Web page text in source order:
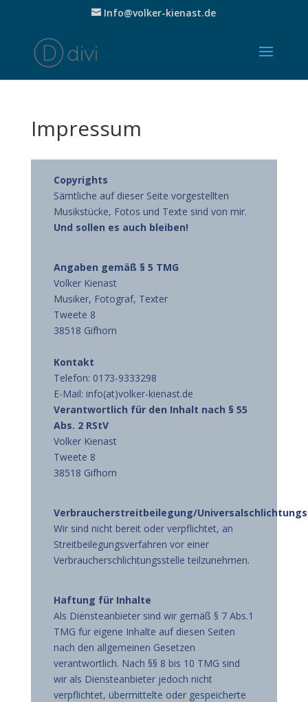
Info@volker-kienast.de
Impressum
Copyrights
Sämtliche auf dieser Seite vorgestellten
Musikstücke, Fotos und Texte sind von mir.
Und sollen es auch bleiben!
Angaben gemäß § 5 TMG
Volker Kienast
Musiker, Fotograf, Texter
Tweete 8
38518 Gifhorn
Kontakt
Telefon: 0173-9333298
E-Mail: info(at)volker-kienast.de
Verantwortlich für den Inhalt nach § 55
Abs. 2 RStV
Volker Kienast
Tweete 8
38518 Gifhorn
Verbraucherstreitbeilegung/
Wir sind nicht bereit oder verpflichtet, an
Streitbeilegungsverfahren vor einer
Verbraucherschlichtungsstelle teilzunehmen.
Haftung für Inhalte
Als Diensteanbieter sind wir gemäß § 7 Abs.1
TMG für eigene Inhalte auf diesen Seiten
nach den allgemeinen Gesetzen
verantwortlich. Nach §§ 8 bis 10 TMG sind
wir als Diensteanbieter jedoch nicht
verpflichtet, übermittelte oder gespeicherte